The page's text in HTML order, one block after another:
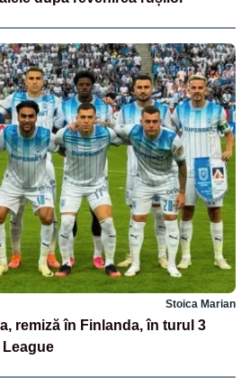
Stoica Marian
remiză în Finlanda, în turul 3